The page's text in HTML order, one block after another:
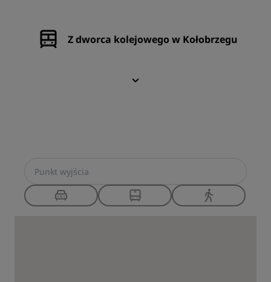
Z dworca kolejowego w Kołobrzegu